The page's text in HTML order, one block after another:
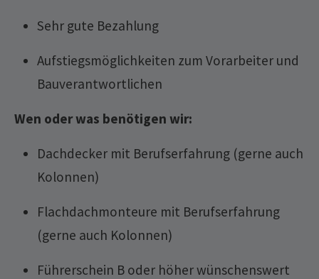
Sehr gute Bezahlung
Aufstiegsmöglichkeiten zum Vorarbeiter und
Bauverantwortlichen
Wen oder was benötigen wir:
Dachdecker mit Berufserfahrung (gerne auch
Kolonnen)
Flachdachmonteure mit Berufserfahrung
(gerne auch Kolonnen)
Führerschein B oder höher wünschenswert